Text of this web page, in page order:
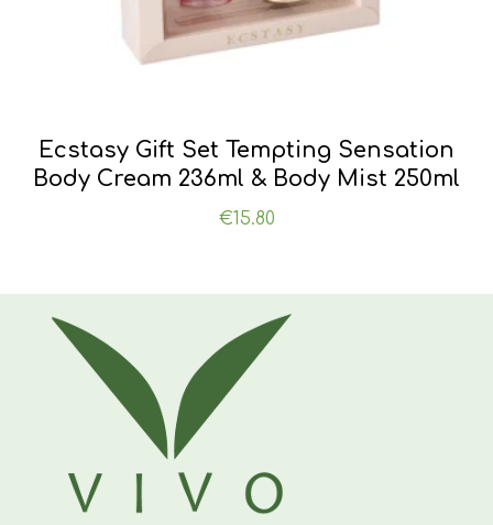
Ecstasy Gift Set Tempting Sensation
Body Cream 236ml & Body Mist 250ml
€15.80